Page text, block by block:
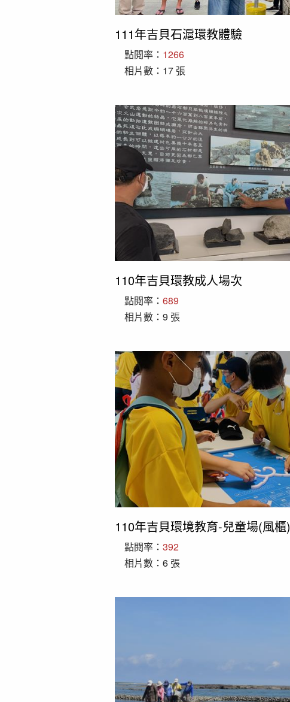
111年吉貝石滬環教體驗
點閱率： 1266
相片數：17 張
110年吉貝環教成人場次
點閱率： 689
相片數：9 張
110年吉貝環境教育-兒童場(風櫃)
點閱率： 392
相片數：6 張